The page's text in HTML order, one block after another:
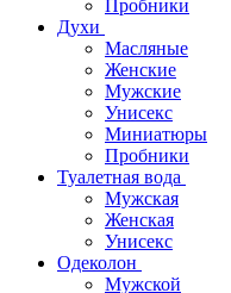
Пробники
Духи
Масляные
Женские
Мужские
Унисекс
Миниатюры
Пробники
Туалетная вода
Мужская
Женская
Унисекс
Одеколон
Мужской